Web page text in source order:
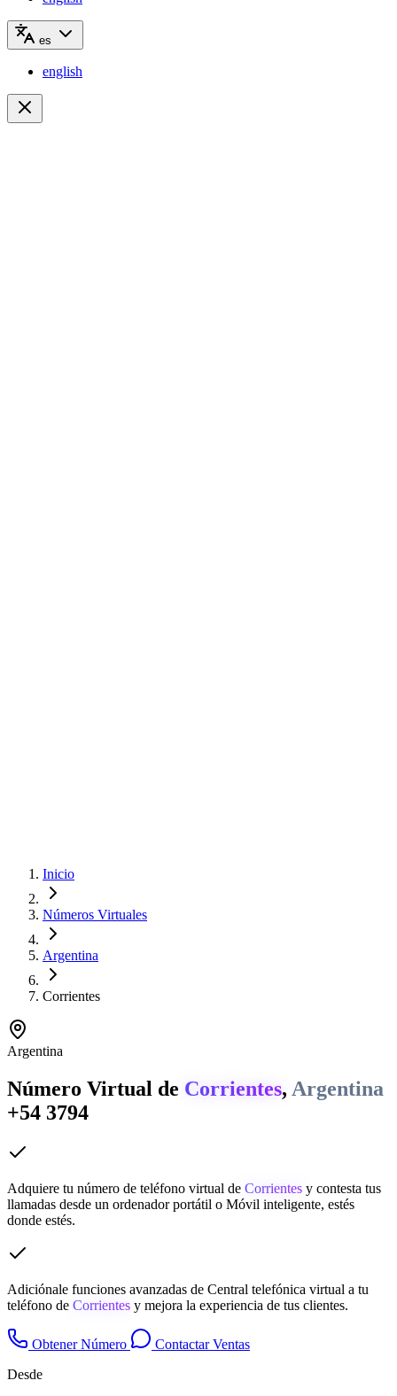
es
english
Inicio
Números Virtuales
Argentina
Corrientes
Argentina
Número Virtual de Corrientes, Argentina
+54 3794
Adquiere tu número de teléfono virtual de Corrientes y contesta tus
llamadas desde un ordenador portátil o Móvil inteligente, estés
donde estés.
Adiciónale funciones avanzadas de Central telefónica virtual a tu
teléfono de Corrientes y mejora la experiencia de tus clientes.
Obtener Número
Contactar Ventas
Desde